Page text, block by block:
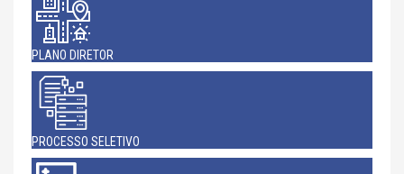
PLANO DIRETOR
PROCESSO SELETIVO